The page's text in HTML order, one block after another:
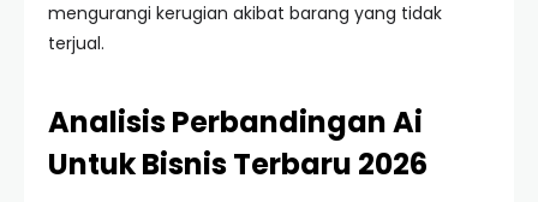
mengurangi kerugian akibat barang yang tidak
terjual.
Analisis Perbandingan Ai
Untuk Bisnis Terbaru 2026